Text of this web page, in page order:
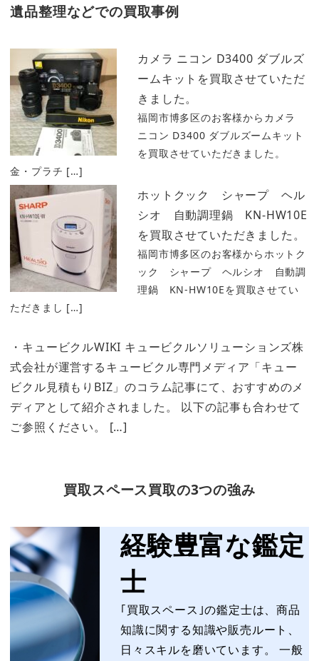
遺品整理などでの買取事例
カメラ ニコン D3400 ダブルズ
ームキットを買取させていただ
きました。
福岡市博多区のお客様からカメラ
ニコン D3400 ダブルズームキット
を買取させていただきました。
金・プラチ […]
ホットクック シャープ ヘル
シオ 自動調理鍋 KN-HW10E
を買取させていただきました。
福岡市博多区のお客様からホットク
ック シャープ ヘルシオ 自動調
理鍋 KN-HW10Eを買取させてい
ただきまし […]
・キュービクルWIKI キュービクルソリューションズ株
式会社が運営するキュービクル専門メディア「キュー
ビクル見積もりBIZ」のコラム記事にて、おすすめのメ
ディアとして紹介されました。 以下の記事も合わせて
ご参照ください。 […]
買取スペース買取の3つの強み
経験豊富な鑑定
士
｢買取スペース｣の鑑定士は、商品
知識に関する知識や販売ルート、
日々スキルを磨いています。 一般